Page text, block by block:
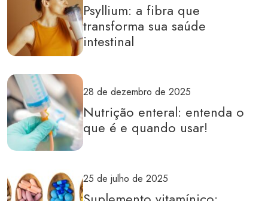
Psyllium: a fibra que
transforma sua saúde
intestinal
28 de dezembro de 2025
Nutrição enteral: entenda o
que é e quando usar!
25 de julho de 2025